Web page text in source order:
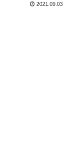
2021.09.03